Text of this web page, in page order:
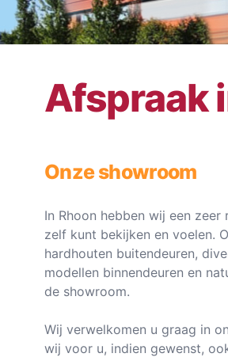
Afspraak
Onze showroom
In Rhoon hebben wij een
zelf kunt bekijken en voelen.
hardhouten buitendeuren,
modellen binnendeuren en
de showroom.
Wij verwelkomen u graag in
wij voor u, indien gewenst,